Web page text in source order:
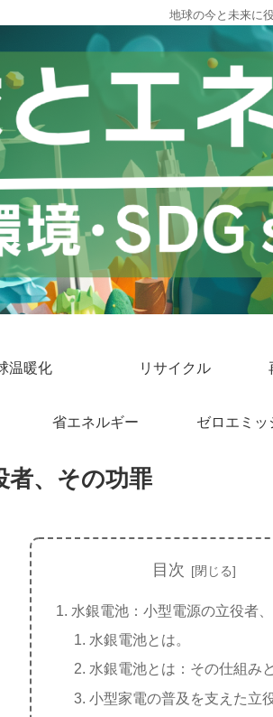
地球の今と未来に
温暖化 リサイクル
省エネルギー ゼロエミッ
者、その功罪
目次
水銀電池：小型電源の立役者
水銀電池とは。
水銀電池とは：その仕組み
小型家電の普及を支えた立